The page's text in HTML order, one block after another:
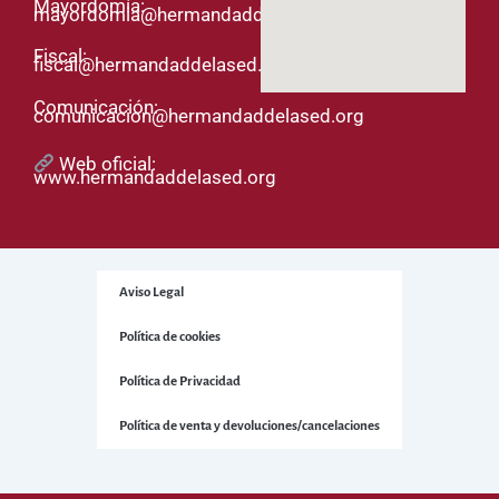
Mayordomía:
mayordomia@hermandaddelased.org
Fiscal:
fiscal@hermandaddelased.org
Comunicación:
comunicacion@hermandaddelased.org
Web oficial:
www.hermandaddelased.org
Aviso Legal
Política de cookies
Política de Privacidad
Política de venta y devoluciones/cancelaciones